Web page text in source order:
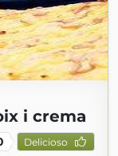
i crema
Delicioso